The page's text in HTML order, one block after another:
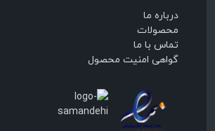
درباره ما
محصولات
تماس با ما
گواهی امنیت محصول